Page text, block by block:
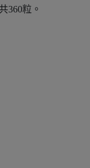
360粒。